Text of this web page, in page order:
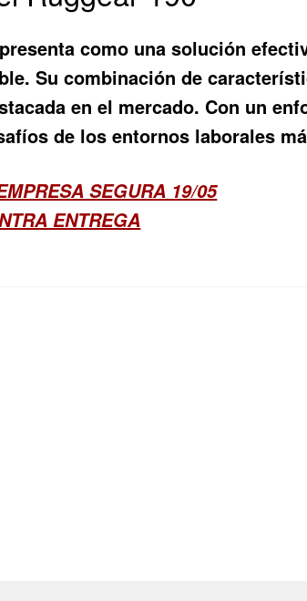
como una solución
Su combinación de
en el mercado. Con un
de los entornos laborales
SEGURA 19/05
ENTREGA